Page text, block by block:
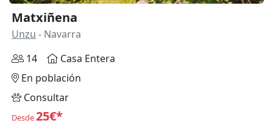
Matxiñena
Unzu - Navarra
14
Casa Entera
En población
Consultar
Desde25€*